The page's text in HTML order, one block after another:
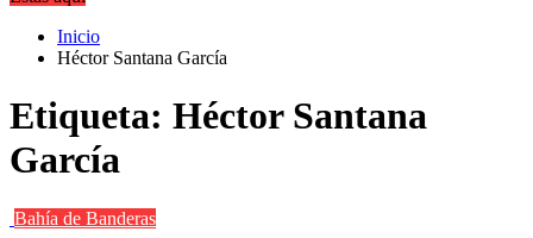
Inicio
Héctor Santana García
Etiqueta: Héctor Santana
García
Bahía de Banderas